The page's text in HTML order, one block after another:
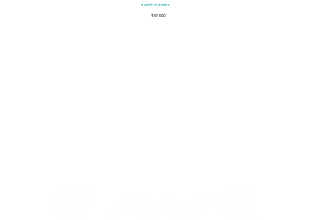
Base 10 Didactico
$67.900